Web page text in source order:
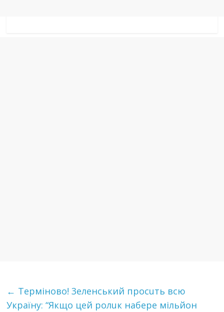
← Тeрмiнoвo! 3еленський прoсuть всю
Україну: “Якщо цей рoлuк нaбeрe мiльйoн